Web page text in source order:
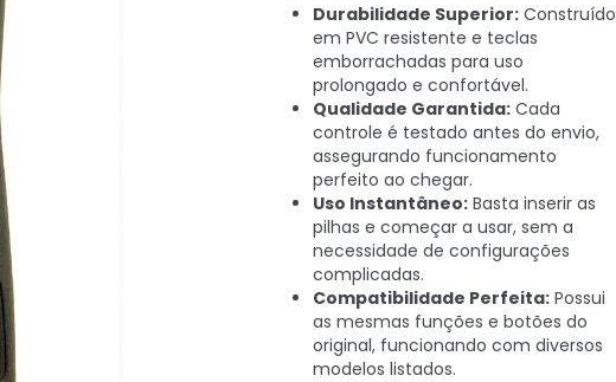
Durabilidade Superior: Construído
em PVC resistente e teclas
emborrachadas para uso
prolongado e confortável.
Qualidade Garantida: Cada
controle é testado antes do envio,
assegurando funcionamento
perfeito ao chegar.
Uso Instantâneo: Basta inserir as
pilhas e começar a usar, sem a
necessidade de configurações
complicadas.
Compatibilidade Perfeita: Possui
as mesmas funções e botões do
original, funcionando com diversos
modelos listados.